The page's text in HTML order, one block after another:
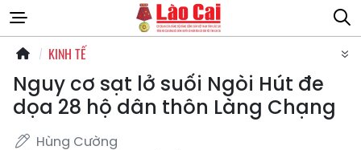
KINH TẾ
Nguy cơ sạt lở suối Ngòi Hút đe
dọa 28 hộ dân thôn Làng Chạng
Hùng Cường